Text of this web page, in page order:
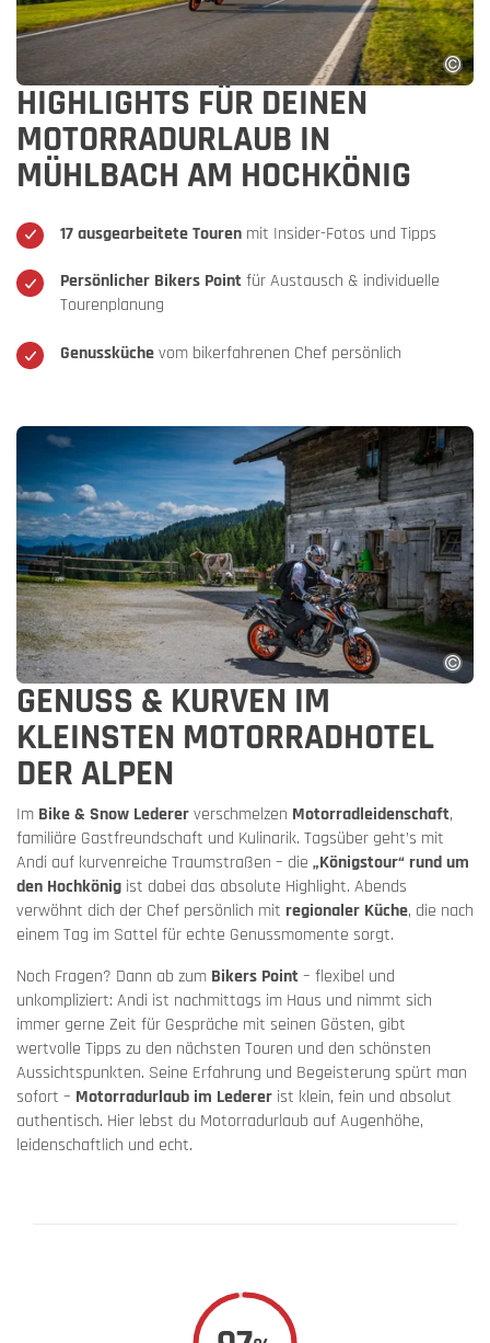
HIGHLIGHTS FÜR DEINEN
MOTORRADURLAUB IN
MÜHLBACH AM HOCHKÖNIG
17 ausgearbeitete Touren mit Insider-Fotos und Tipps
Persönlicher Bikers Pointfür Austausch & individuelle
Tourenplanung
Genussküchevom bikerfahrenen Chef persönlich
GENUSS & KURVEN IM
KLEINSTEN MOTORRADHOTEL
DER ALPEN
Im Bike & Snow Ledererverschmelzen Motorradleidenschaft,
familiäre Gastfreundschaft und Kulinarik. Tagsüber geht’s mit
Andi auf kurvenreiche Traumstraßen – die „Königstour“ rund um
den Hochkönig ist dabei das absolute Highlight. Abends
verwöhnt dich der Chef persönlich mit regionaler Küche, die nach
einem Tag im Sattel für echte Genussmomente sorgt.
Noch Fragen? Dann ab zum Bikers Point– flexibel und
unkompliziert: Andi ist nachmittags im Haus und nimmt sich
immer gerne Zeit für Gespräche mit seinen Gästen, gibt
wertvolle Tipps zu den nächsten Touren und den schönsten
Aussichtspunkten. Seine Erfahrung und Begeisterung spürt man
sofort – Motorradurlaub im Lederer ist klein, fein und absolut
authentisch. Hier lebst du Motorradurlaub auf Augenhöhe,
leidenschaftlich und echt.